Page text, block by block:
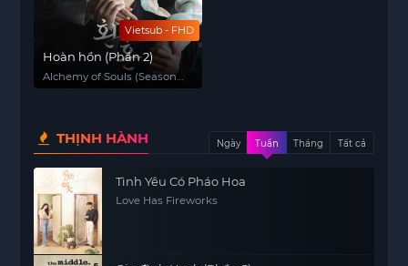
Vietsub - FHD
Hoàn hồn (Phần 2)
Alchemy of Souls (Season
THỊNH HÀNH Ngày Tuần Tháng Tất cả
Tình Yêu Có Pháo Hoa
Love Has Fireworks